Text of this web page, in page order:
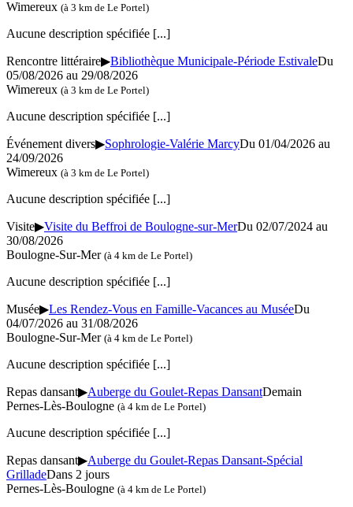
Wimereux (à 3 km de Le Portel)
Aucune description spécifiée [...]
Rencontre littéraire▶Bibliothèque Municipale-Période EstivaleDu
05/08/2026 au 29/08/2026
Wimereux (à 3 km de Le Portel)
Aucune description spécifiée [...]
Événement divers▶Sophrologie-Valérie MarcyDu 01/04/2026 au
24/09/2026
Wimereux (à 3 km de Le Portel)
Aucune description spécifiée [...]
Visite▶Visite du Beffroi de Boulogne-sur-MerDu 02/07/2024 au
30/08/2026
Boulogne-Sur-Mer (à 4 km de Le Portel)
Aucune description spécifiée [...]
Musée▶Les Rendez-Vous en Famille-Vacances au MuséeDu
04/07/2026 au 31/08/2026
Boulogne-Sur-Mer (à 4 km de Le Portel)
Aucune description spécifiée [...]
Repas dansant▶Auberge du Goulet-Repas DansantDemain
Pernes-Lès-Boulogne (à 4 km de Le Portel)
Aucune description spécifiée [...]
Repas dansant▶Auberge du Goulet-Repas Dansant-Spécial
GrilladeDans 2 jours
Pernes-Lès-Boulogne (à 4 km de Le Portel)